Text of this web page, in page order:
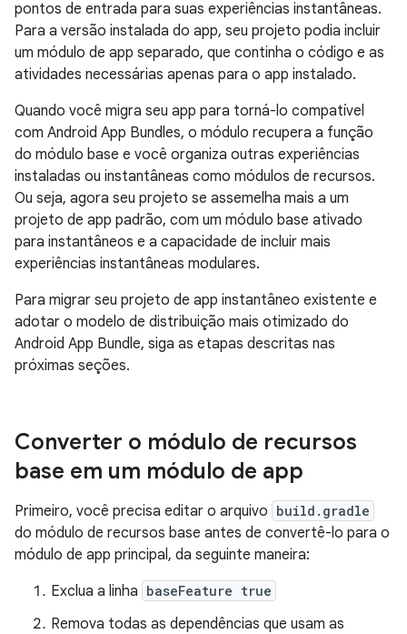
pontos de entrada para suas experiências instantâneas.
Para a versão instalada do app, seu projeto podia incluir
um módulo de app separado, que continha o código e as
atividades necessárias apenas para o app instalado.
Quando você migra seu app para torná-lo compatível
com Android App Bundles, o módulo recupera a função
do módulo base e você organiza outras experiências
instaladas ou instantâneas como módulos de recursos.
Ou seja, agora seu projeto se assemelha mais a um
projeto de app padrão, com um módulo base ativado
para instantâneos e a capacidade de incluir mais
experiências instantâneas modulares.
Para migrar seu projeto de app instantâneo existente e
adotar o modelo de distribuição mais otimizado do
Android App Bundle, siga as etapas descritas nas
próximas seções.
Converter o módulo de recursos
base em um módulo de app
Primeiro, você precisa editar o arquivo build.gradle
do módulo de recursos base antes de convertê-lo para o
módulo de app principal, da seguinte maneira:
Exclua a linha baseFeature true
Remova todas as dependências que usam as